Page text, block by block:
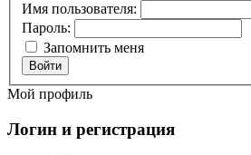
Имя пользователя:
Пароль:
Запомнить меня
Войти
Мой профиль
Логин и регистрация